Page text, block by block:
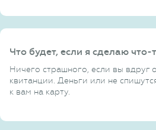
Что будет, если я сделаю что-
Ничего страшного, если вы вдруг
квитанции. Деньги или не
к вам на карту.